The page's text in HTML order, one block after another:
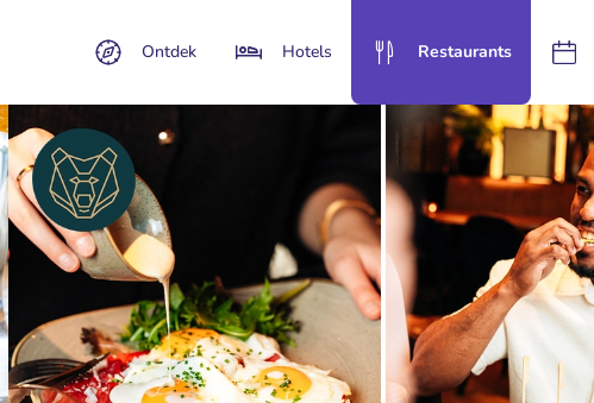
Ontdek Hotels Restaurants